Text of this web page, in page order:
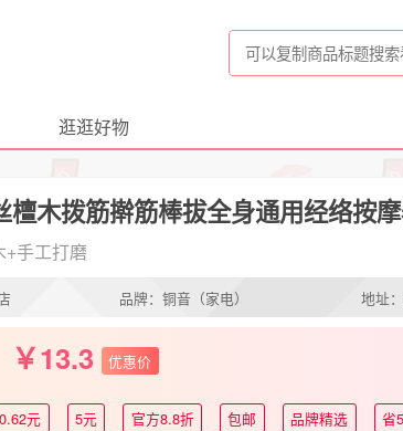
逛逛好物
檀木拨筋擀筋棒拔全身通用经络按
+手工打磨
品牌：铜音（家电） 地址
13.3 优惠价
元 5元 官方8.8折 包邮 品牌精选 省